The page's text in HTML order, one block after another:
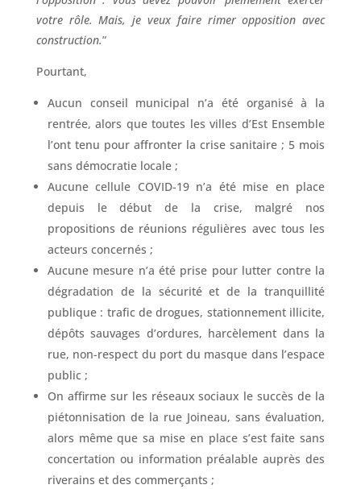
votre rôle. Mais, je veux faire rimer opposition avec
construction.”
Pourtant,
Aucun conseil municipal n’a été organisé à la
rentrée, alors que toutes les villes d’Est Ensemble
l’ont tenu pour affronter la crise sanitaire ; 5 mois
sans démocratie locale ;
Aucune cellule COVID-19 n’a été mise en place
depuis le début de la crise, malgré nos
propositions de réunions régulières avec tous les
acteurs concernés ;
Aucune mesure n’a été prise pour lutter contre la
dégradation de la sécurité et de la tranquillité
publique : trafic de drogues, stationnement illicite,
dépôts sauvages d’ordures, harcèlement dans la
rue, non-respect du port du masque dans l’espace
public ;
On affirme sur les réseaux sociaux le succès de la
piétonnisation de la rue Joineau, sans évaluation,
alors même que sa mise en place s’est faite sans
concertation ou information préalable auprès des
riverains et des commerçants ;